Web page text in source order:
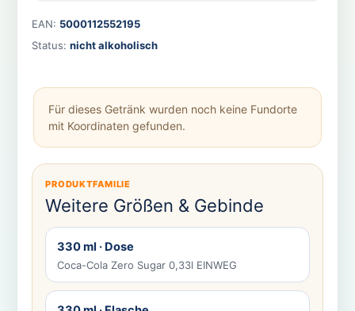
EAN: 5000112552195
Status: nicht alkoholisch
Für dieses Getränk wurden noch keine Fundorte
mit Koordinaten gefunden.
PRODUKTFAMILIE
Weitere Größen & Gebinde
330 ml · Dose
Coca-Cola Zero Sugar 0,33l EINWEG